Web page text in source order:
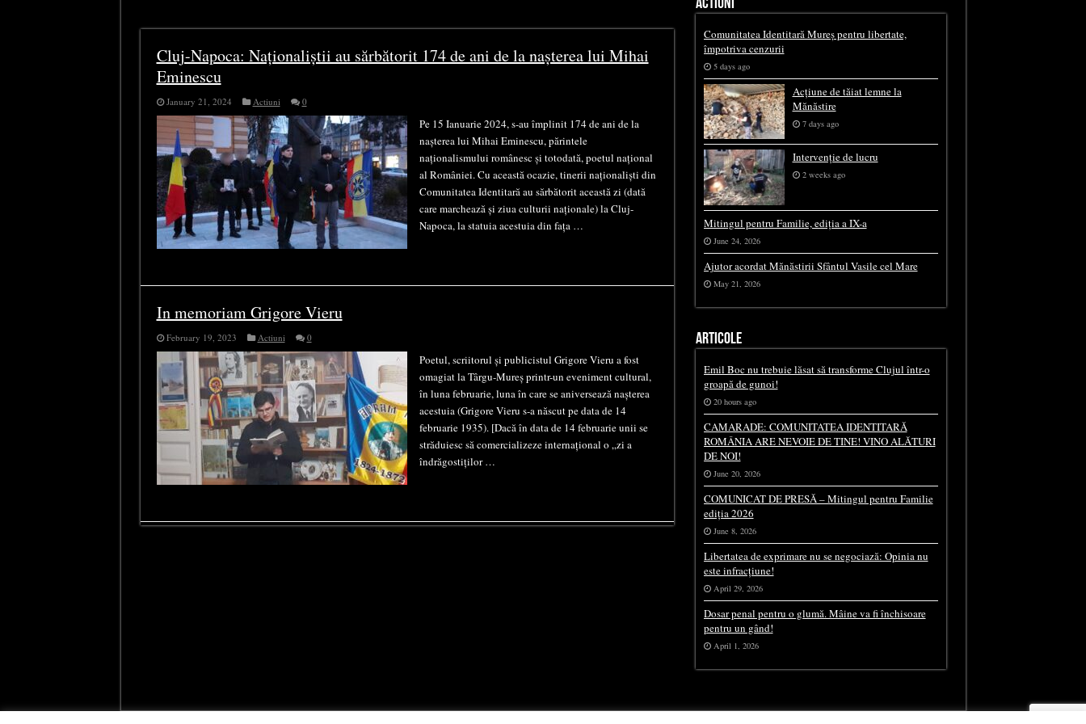
Cluj-Napoca: Naționaliștii au sărbătorit 174 de ani de la nașterea lui Mihai
Eminescu
January 21, 2024 Actiuni 0
Pe 15 Ianuarie 2024, s-au împlinit 174 de ani de la
nașterea lui Mihai Eminescu, părintele
naționalismului românesc și totodată, poetul național
al României. Cu această ocazie, tinerii naționaliști din
Comunitatea Identitară au sărbătorit această zi (dată
care marchează și ziua culturii naționale) la Cluj-
Napoca, la statuia acestuia din fața …
In memoriam Grigore Vieru
February 19, 2023 Actiuni 0
Poetul, scriitorul și publicistul Grigore Vieru a fost
omagiat la Târgu-Mureș printr-un eveniment cultural,
în luna februarie, luna în care se aniversează nașterea
acestuia (Grigore Vieru s-a născut pe data de 14
februarie 1935). [Dacă în data de 14 februarie unii se
străduiesc să comercializeze internațional o „zi a
îndrăgostiților …
ACTIUNI
Comunitatea Identitară Mureș pentru libertate,
împotriva cenzurii
5 days ago
Acțiune de tăiat lemne la
Mănăstire
7 days ago
Intervenție de lucru
2 weeks ago
Mitingul pentru Familie, ediția a IX-a
June 24, 2026
Ajutor acordat Mănăstirii Sfântul Vasile cel Mare
May 21, 2026
ARTICOLE
Emil Boc nu trebuie lăsat să transforme Clujul într-o
groapă de gunoi!
20 hours ago
CAMARADE: COMUNITATEA IDENTITARĂ
ROMÂNIA ARE NEVOIE DE TINE! VINO ALĂTURI
DE NOI!
June 20, 2026
COMUNICAT DE PRESĂ – Mitingul pentru Familie
ediția 2026
June 8, 2026
Libertatea de exprimare nu se negociază: Opinia nu
este infracțiune!
April 29, 2026
Dosar penal pentru o glumă. Mâine va fi închisoare
pentru un gând!
April 1, 2026